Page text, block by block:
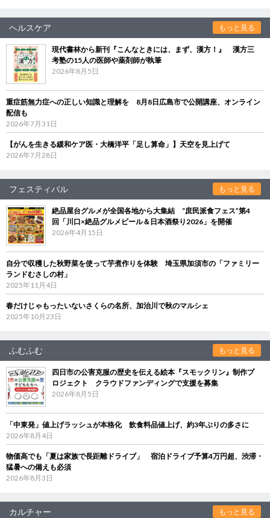
ヘルスケア もっと見る
現代書林から新刊『こんなときには、まず、漢方！』 漢方三
考塾の15人の医師や薬剤師が執筆
2026年8月5日
重症筋無力症への正しい知識と理解を 8月8日広島市で公開講座、オンライン
配信も
2026年7月31日
【がんを生きる緩和ケア医・大橋洋平「足し算命」】天空を見上げて
2026年7月28日
フェスティバル もっと見る
絶品屋台グルメが全国各地から大集結 “庶民派食フェス”第4
回「川口×絶品グルメビール＆日本酒祭り2026」を開催
2026年4月15日
自分で収穫した秋野菜を使って芋煮作りを体験 埼玉県加須市の「ファミリー
ランドむさしの村」
2025年11月4日
春だけじゃもったいないさくらの名所、加治川で秋のマルシェ
2025年10月23日
ふむふむ もっと見る
四日市の公害克服の歴史を伝える絵本『スモックリン』制作プ
ロジェクト クラウドファンディングで支援を募集
2026年8月5日
「中東発」値上げラッシュが本格化 飲食料品値上げ、約3年ぶりの多さに
2026年8月4日
物価高でも「夏は家族で長距離ドライブ」 宿泊ドライブ予算4万円超、渋滞・
猛暑への備えも必須
2026年8月3日
カルチャー もっと見る